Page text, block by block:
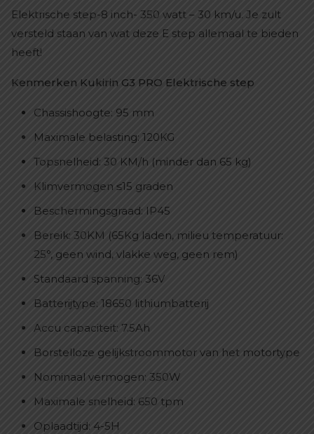
Elektrische step-8 inch- 350 watt – 30 km/u. Je zult
versteld staan van wat deze E step allemaal te bieden
heeft!
Kenmerken Kukirin G3 PRO Elektrische step
Chassishoogte: 95 mm
Maximale belasting: 120KG
Topsnelheid: 30 KM/h (minder dan 65 kg)
Klimvermogen ≤15 graden
Beschermingsgraad: IP45
Bereik: 30KM (65Kg laden, milieu temperatuur:
25°, geen wind, vlakke weg, geen rem)
Standaard spanning: 36V
Batterijtype: 18650 lithiumbatterij
Accu capaciteit: 7.5Ah
Borstelloze gelijkstroommotor van het motortype
Nominaal vermogen: 350W
Maximale snelheid: 650 tpm
Oplaadtijd: 4-5H